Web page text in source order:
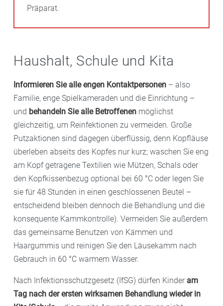
Präparat.
Haushalt, Schule und Kita
Informieren Sie alle engen Kontaktpersonen – also
Familie, enge Spielkameraden und die Einrichtung –
und behandeln Sie alle Betroffenen möglichst
gleichzeitig, um Reinfektionen zu vermeiden. Große
Putzaktionen sind dagegen überflüssig, denn Kopfläuse
überleben abseits des Kopfes nur kurz; waschen Sie eng
am Kopf getragene Textilien wie Mützen, Schals oder
den Kopfkissenbezug optional bei 60 °C oder legen Sie
sie für 48 Stunden in einen geschlossenen Beutel –
entscheidend bleiben dennoch die Behandlung und die
konsequente Kammkontrolle). Vermeiden Sie außerdem
das gemeinsame Benutzen von Kämmen und
Haargummis und reinigen Sie den Läusekamm nach
Gebrauch in 60 °C warmem Wasser.
Nach Infektionsschutzgesetz (IfSG) dürfen Kinder am
Tag nach der ersten wirksamen Behandlung wieder in